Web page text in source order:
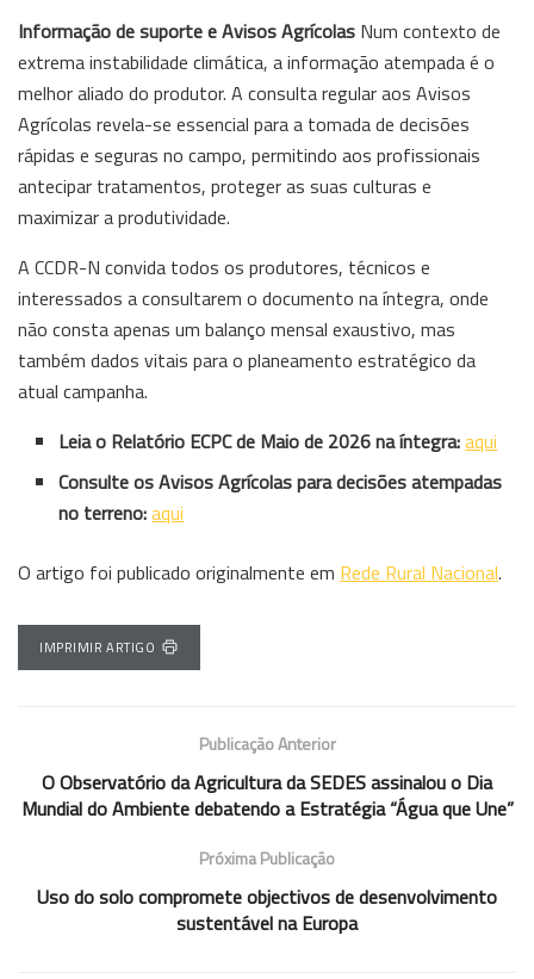
Informação de suporte e Avisos Agrícolas Num contexto de
extrema instabilidade climática, a informação atempada é o
melhor aliado do produtor. A consulta regular aos Avisos
Agrícolas revela-se essencial para a tomada de decisões
rápidas e seguras no campo, permitindo aos profissionais
antecipar tratamentos, proteger as suas culturas e
maximizar a produtividade.
A CCDR-N convida todos os produtores, técnicos e
interessados a consultarem o documento na íntegra, onde
não consta apenas um balanço mensal exaustivo, mas
também dados vitais para o planeamento estratégico da
atual campanha.
Leia o Relatório ECPC de Maio de 2026 na íntegra:aqui
Consulte os Avisos Agrícolas para decisões atempadas
no terreno:aqui
O artigo foi publicado originalmente em Rede Rural Nacional.
IMPRIMIR ARTIGO
Publicação Anterior
O Observatório da Agricultura da SEDES assinalou o Dia
Mundial do Ambiente debatendo a Estratégia “Água que Une”
Próxima Publicação
Uso do solo compromete objectivos de desenvolvimento
sustentável na Europa